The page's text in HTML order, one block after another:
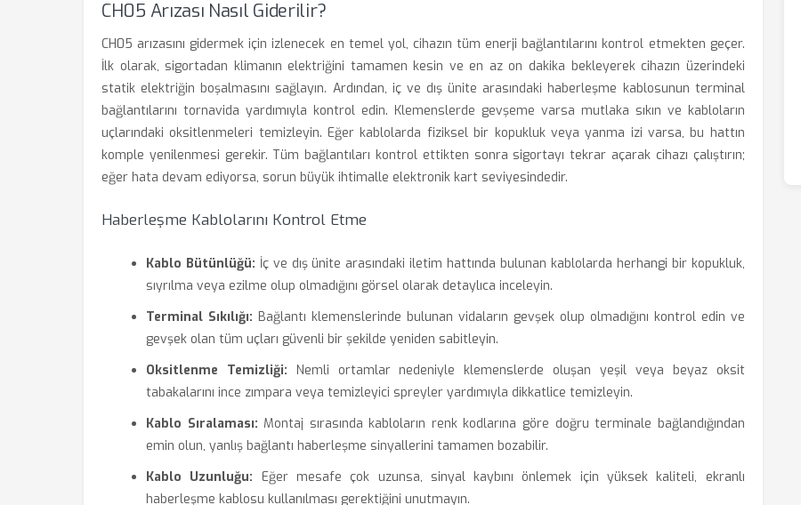
CH05 Arızası Nasıl Giderilir?
CH05 arızasını gidermek için izlenecek en temel yol, cihazın tüm enerji bağlantılarını kontrol etmekten geçer.
İlk olarak, sigortadan klimanın elektriğini tamamen kesin ve en az on dakika bekleyerek cihazın üzerindeki
statik elektriğin boşalmasını sağlayın. Ardından, iç ve dış ünite arasındaki haberleşme kablosunun terminal
bağlantılarını tornavida yardımıyla kontrol edin. Klemenslerde gevşeme varsa mutlaka sıkın ve kabloların
uçlarındaki oksitlenmeleri temizleyin. Eğer kablolarda fiziksel bir kopukluk veya yanma izi varsa, bu hattın
komple yenilenmesi gerekir. Tüm bağlantıları kontrol ettikten sonra sigortayı tekrar açarak cihazı çalıştırın;
eğer hata devam ediyorsa, sorun büyük ihtimalle elektronik kart seviyesindedir.
Haberleşme Kablolarını Kontrol Etme
Kablo Bütünlüğü: İç ve dış ünite arasındaki iletim hattında bulunan kablolarda herhangi bir kopukluk,
sıyrılma veya ezilme olup olmadığını görsel olarak detaylıca inceleyin.
Terminal Sıkılığı: Bağlantı klemenslerinde bulunan vidaların gevşek olup olmadığını kontrol edin ve
gevşek olan tüm uçları güvenli bir şekilde yeniden sabitleyin.
Oksitlenme Temizliği: Nemli ortamlar nedeniyle klemenslerde oluşan yeşil veya beyaz oksit
tabakalarını ince zımpara veya temizleyici spreyler yardımıyla dikkatlice temizleyin.
Kablo Sıralaması: Montaj sırasında kabloların renk kodlarına göre doğru terminale bağlandığından
emin olun, yanlış bağlantı haberleşme sinyallerini tamamen bozabilir.
Kablo Uzunluğu: Eğer mesafe çok uzunsa, sinyal kaybını önlemek için yüksek kaliteli, ekranlı
haberleşme kablosu kullanılması gerektiğini unutmayın.